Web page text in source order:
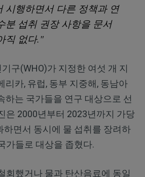
시행하면서 다른 정책과 연
분 섭취 권장 사항을 문서
직 없다."
구(WHO)가 지정한 여섯 개 지
리카, 유럽, 동부 지중해, 동남아
하는 국가들을 연구 대상으로 선
은 2000년부터 2023년까지 가당
하면서 동시에 물 섭취를 장려하
가들로 대상을 좁혔다.
회했거나 물과 탄산음료에 동일